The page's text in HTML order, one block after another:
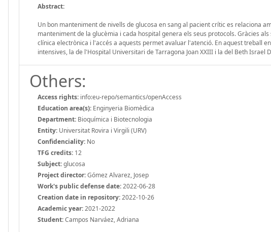
Abstract:
Un bon manteniment de nivells de glucosa en sang al pacient crític es relaciona
manteniment de la glucèmia i cada hospital genera els seus protocols. Gràcies
clínica electrònica i l'accés a aquests permet avaluar l'atenció. En aquest treball
intensives, la de l'Hospital Universitari de Tarragona Joan XXIII i la del Beth Israel
Others:
Access rights: info:eu-repo/semantics/openAccess
Education area(s): Enginyeria Biomèdica
Department: Bioquímica i Biotecnologia
Entity: Universitat Rovira i Virgili (URV)
Confidenciality: No
TFG credits: 12
Subject:glucosa
Project director:Gómez Alvarez, Josep
Work's public defense date:2022-06-28
Creation date in repository:2022-10-26
Academic year:2021-2022
Student:Campos Narváez, Adriana